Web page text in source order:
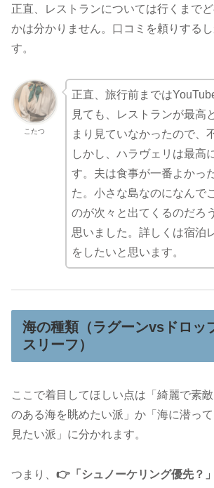
正直、レストランについては行くまで
かは分かりません。口コミを頼りする
す。
こたつ
正直、旅行前までは
見ても、レストランが最高
まり見ていなかったので、
しかし、ハラヴェリは最高
す。夫は食事が一番よかっ
た。小さな島なのになんで
のが次々と出てくるのだろ
思いました。詳しくは宿泊
をしたいと思います。
海の種類（ラグーンvsドロッ
スリーフ）
ここで着目してほしい点は「綺麗で素
のある海を眺めたい派」か「海に潜っ
見たい派」に分かれます。
つまり、 👉「シュノーケリング優先？